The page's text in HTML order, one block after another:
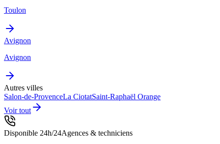
Toulon
Avignon
Avignon
Autres villes
Salon-de-ProvenceLa CiotatSaint-Raphaël Orange
Voir tout
Disponible 24h/24Agences & techniciens